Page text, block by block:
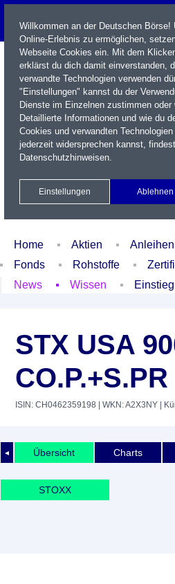
Name / WKN / ISIN / Kürzel
Xetra Realtime
Watchlist
Home Aktien Anleihen
Fonds
Rohstoffe
News
Wissen Einstieg
STX USA
ISIN: CH0462359198 | WKN: A2X3NY |
◄ Übersicht Charts
STOXX
Willkommen an der Deutschen
Online-Erlebnis zu ermöglichen,
Webseite Cookies ein. Mit dem
erklärst du dich damit einverstanden,
verwandte Technologien verwenden
"Einstellungen" kannst du der
Dienste im Einzelnen zustimmen oder
Detaillierte Informationen und wie du
Cookies und verwandten
jederzeit widersprechen kannst,
Datenschutzhinweisen.
Einstellungen Ablehnen